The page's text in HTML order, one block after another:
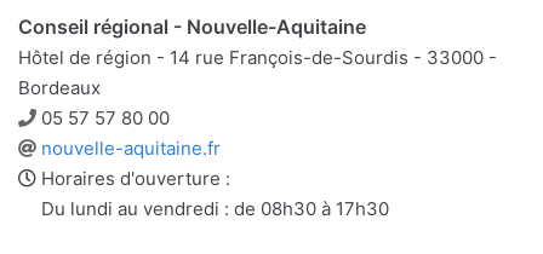
Conseil régional - Nouvelle-Aquitaine
Hôtel de région - 14 rue François-de-Sourdis - 33000 -
Bordeaux
Téléphone
05 57 57 80 00
Site
web
nouvelle-aquitaine.fr
Horaires d'ouverture :
Du lundi au vendredi : de 08h30 à 17h30